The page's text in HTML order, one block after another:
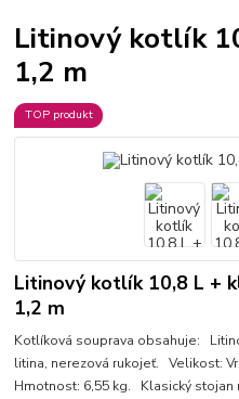
Litinový kotlík
1,2 m
TOP produkt
Litinový kotlík 10,8 L +
1,2 m
Kotlíková souprava obsahuje:
litina, nerezová rukojeť. Velikost:
Hmotnost: 6,55 kg. Klasický stojan